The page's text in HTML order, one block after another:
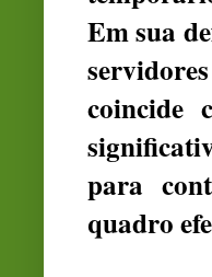
Em sua
coincide
para
quadro